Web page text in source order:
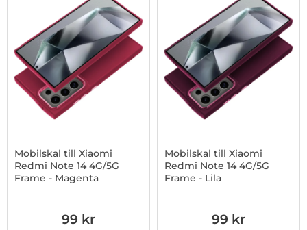
Mobilskal till Xiaomi
Redmi Note 14 4G/5G
Frame - Magenta
99 kr
Mobilskal till Xiaomi
Redmi Note 14 4G/5G
Frame - Lila
99 kr